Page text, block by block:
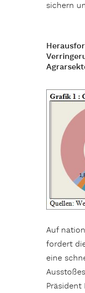
sichern
Auf
fordert
eine